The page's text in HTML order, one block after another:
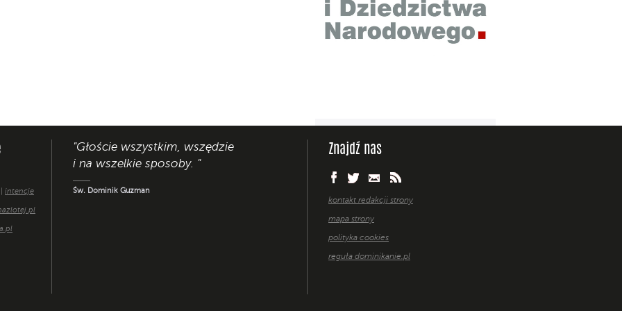
intencje
"Głoście wszystkim, wszędzie
i na wszelkie sposoby. "
Św. Dominik Guzman
Znajdź nas
kontakt redakcji strony
mapa strony
polityka cookies
reguła dominikanie.pl